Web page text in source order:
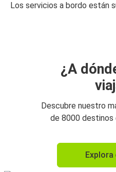
Los servicios a bordo están
¿A
Descubre nuestro
de 8000 destinos
Explora